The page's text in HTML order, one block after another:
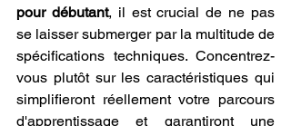
pour débutant, il est crucial de ne pas
se laisser submerger par la multitude de
spécifications techniques. Concentrez-
vous plutôt sur les caractéristiques qui
simplifieront réellement votre parcours
d'apprentissage et garantiront une